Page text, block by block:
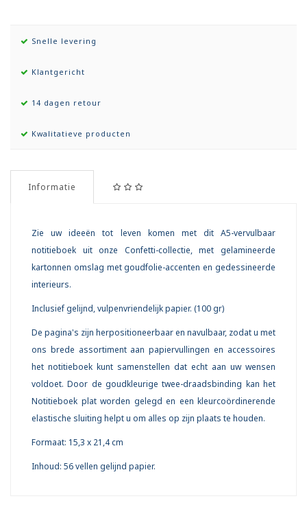
Snelle levering
Klantgericht
14 dagen retour
Kwalitatieve producten
Informatie
Zie uw ideeën tot leven komen met dit A5-vervulbaar
notitieboek uit onze Confetti-collectie, met gelamineerde
kartonnen omslag met goudfolie-accenten en gedessineerde
interieurs.
Inclusief gelijnd, vulpenvriendelijk papier. (100 gr)
De pagina's zijn herpositioneerbaar en navulbaar, zodat u met
ons brede assortiment aan papiervullingen en accessoires
het notitieboek kunt samenstellen dat echt aan uw wensen
voldoet. Door de goudkleurige twee-draadsbinding kan het
Notitieboek plat worden gelegd en een kleurcoördinerende
elastische sluiting helpt u om alles op zijn plaats te houden.
Formaat: 15,3 x 21,4 cm
Inhoud: 56 vellen gelijnd papier.